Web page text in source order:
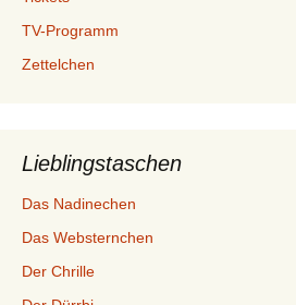
TV-Programm
Zettelchen
Lieblingstaschen
Das Nadinechen
Das Websternchen
Der Chrille